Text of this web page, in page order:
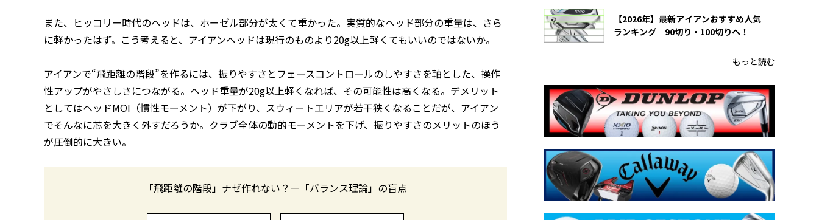
また、ヒッコリー時代のヘッドは、ホーゼル部分が太くて重かった。実質的なヘッド部分の重量は、さら
に軽かったはず。こう考えると、アイアンヘッドは現行のものより20g以上軽くてもいいのではないか。
アイアンで“飛距離の階段”を作るには、振りやすさとフェースコントロールのしやすさを軸とした、操作
性アップがやさしさにつながる。ヘッド重量が20g以上軽くなれば、その可能性は高くなる。デメリット
としてはヘッドMOI（慣性モーメント）が下がり、スウィートエリアが若干狭くなることだが、アイアン
でそんなに芯を大きく外すだろうか。クラブ全体の動的モーメントを下げ、振りやすさのメリットのほう
が圧倒的に大きい。
「飛距離の階段」ナゼ作れない？―「バランス理論」の盲点
【2026年】最新アイアンおすすめ人気
ランキング｜90切り・100切りへ！
もっと読む